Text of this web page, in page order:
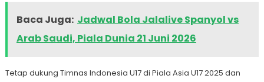
Baca Juga: Jadwal Bola Jalalive Spanyol vs
Arab Saudi, Piala Dunia 21 Juni 2026
Tetap dukung Timnas Indonesia U17 di Piala Asia U17 2025 dan